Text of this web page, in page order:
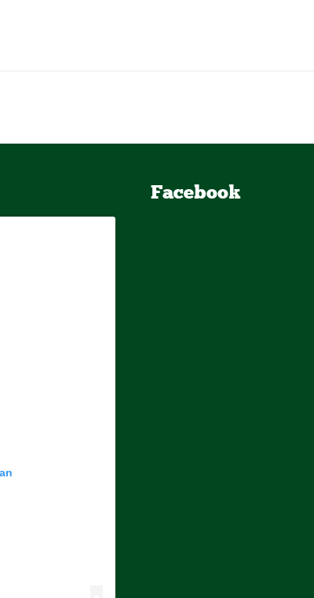
Facebook